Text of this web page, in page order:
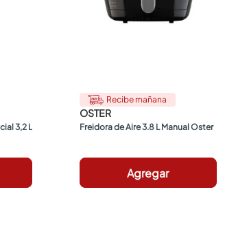
3,2 L
Recibe mañana
OSTER
Freidora de Aire 3.8 L Manual Oster
Agregar